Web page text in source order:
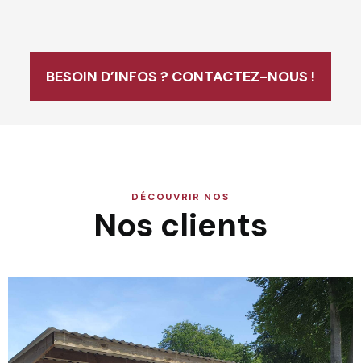
BESOIN D’INFOS ? CONTACTEZ-NOUS !
DÉCOUVRIR NOS
Nos clients